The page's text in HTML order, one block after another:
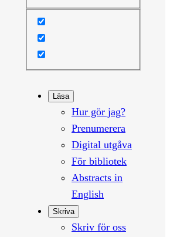
Läsa
Hur gör jag?
Prenumerera
Digital utgåva
För bibliotek
Abstracts in
English
Skriva
Skriv för oss